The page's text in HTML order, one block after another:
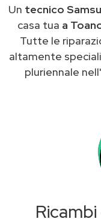
Un tecnico
casa tua a
Tutte le
altamente
pluriennale nell'